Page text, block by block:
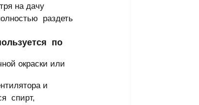
на дачу
раздеть
по
окраски или
и
спирт,